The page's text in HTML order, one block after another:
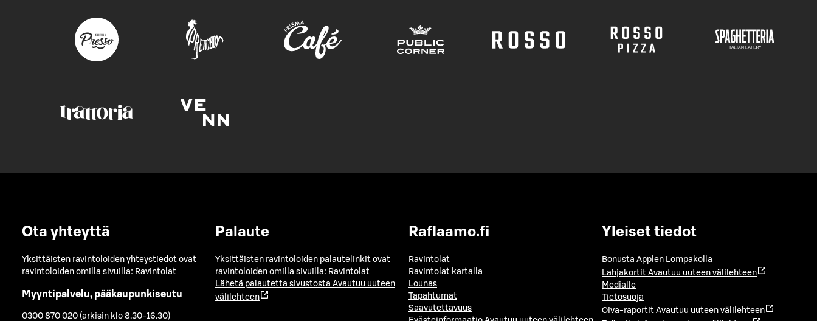
Ota yhteyttä
Yksittäisten ravintoloiden yhteystiedot ovat
ravintoloiden omilla sivuilla: Ravintolat
Myyntipalvelu, pääkaupunkiseutu
0300 870 020 (arkisin klo 8.30-16.30)
Palaute
Yksittäisten ravintoloiden palautelinkit ovat
ravintoloiden omilla sivuilla: Ravintolat
Lähetä palautetta sivustosta Avautuu uuteen
välilehteen
Raflaamo.fi
Ravintolat
Ravintolat kartalla
Lounas
Tapahtumat
Saavutettavuus
Yleiset tiedot
Bonusta Applen Lompakolla
Lahjakortit Avautuu uuteen välilehteen
Medialle
Tietosuoja
Oiva-raportit Avautuu uuteen välilehteen